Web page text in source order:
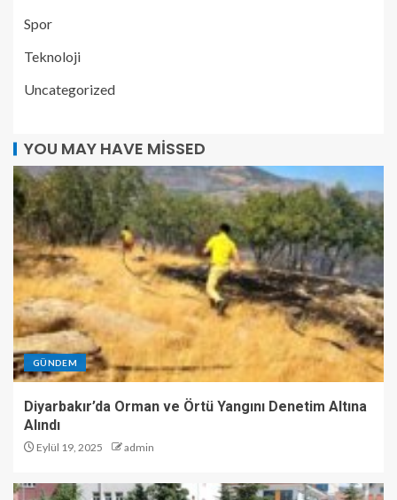
Spor
Teknoloji
Uncategorized
YOU MAY HAVE MISSED
GÜNDEM
Diyarbakır’da Orman ve Örtü Yangını Denetim Altına
Alındı
Eylül 19, 2025 admin